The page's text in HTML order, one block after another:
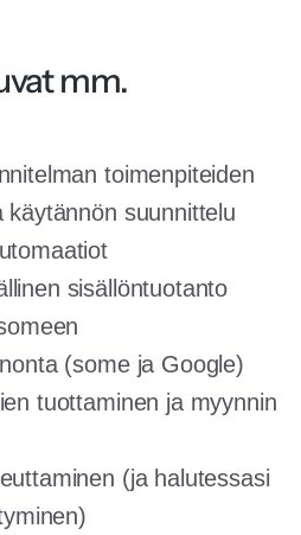
mm.
toimenpiteiden
käytännön suunnittelu
sisällöntuotanto
(some ja Google)
tuottaminen ja myynnin
(ja halutessasi